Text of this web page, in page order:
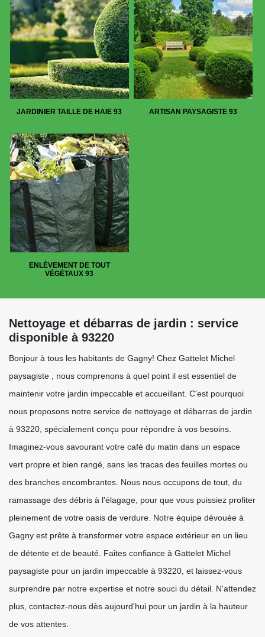
JARDINIER TAILLE DE HAIE 93 ARTISAN PAYSAGISTE 93
ENLÈVEMENT DE TOUT
VÉGÉTAUX 93
Nettoyage et débarras de jardin : service
disponible à 93220
Bonjour à tous les habitants de Gagny! Chez Gattelet Michel
paysagiste , nous comprenons à quel point il est essentiel de
maintenir votre jardin impeccable et accueillant. C'est pourquoi
nous proposons notre service de nettoyage et débarras de jardin
à 93220, spécialement conçu pour répondre à vos besoins.
Imaginez-vous savourant votre café du matin dans un espace
vert propre et bien rangé, sans les tracas des feuilles mortes ou
des branches encombrantes. Nous nous occupons de tout, du
ramassage des débris à l'élagage, pour que vous puissiez profiter
pleinement de votre oasis de verdure. Notre équipe dévouée à
Gagny est prête à transformer votre espace extérieur en un lieu
de détente et de beauté. Faites confiance à Gattelet Michel
paysagiste pour un jardin impeccable à 93220, et laissez-vous
surprendre par notre expertise et notre souci du détail. N'attendez
plus, contactez-nous dès aujourd'hui pour un jardin à la hauteur
de vos attentes.